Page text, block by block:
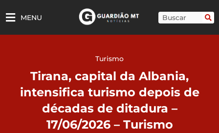
para
MENU Pesquisar
Turismo
Tirana, capital da Albania,
intensifica turismo depois de
décadas de ditadura –
17/06/2026 – Turismo